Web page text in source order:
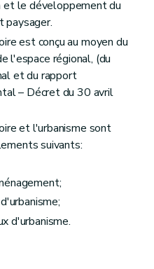
prescriptions de révision
d'aménagement
d'élaboration
de révision
révision par le Gouvernement
le développement du
paysager.
est conçu au moyen du
l'espace régional, (du
et du rapport
– Décret du 30 avril
et l'urbanisme sont
suivants:
d'urbanisme.